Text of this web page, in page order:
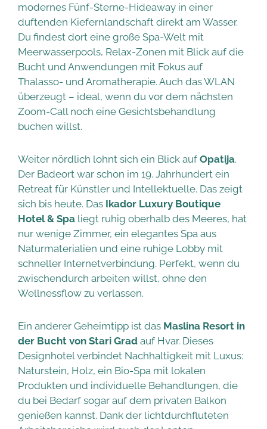
modernes Fünf-Sterne-Hideaway in einer
duftenden Kiefernlandschaft direkt am Wasser.
Du findest dort eine große Spa-Welt mit
Meerwasserpools, Relax-Zonen mit Blick auf die
Bucht und Anwendungen mit Fokus auf
Thalasso- und Aromatherapie. Auch das WLAN
überzeugt – ideal, wenn du vor dem nächsten
Zoom-Call noch eine Gesichtsbehandlung
buchen willst.
Weiter nördlich lohnt sich ein Blick auf Opatija.
Der Badeort war schon im 19. Jahrhundert ein
Retreat für Künstler und Intellektuelle. Das zeigt
sich bis heute. Das Ikador Luxury Boutique
Hotel & Spa liegt ruhig oberhalb des Meeres, hat
nur wenige Zimmer, ein elegantes Spa aus
Naturmaterialien und eine ruhige Lobby mit
schneller Internetverbindung. Perfekt, wenn du
zwischendurch arbeiten willst, ohne den
Wellnessflow zu verlassen.
Ein anderer Geheimtipp ist das Maslina Resort in
der Bucht von Stari Grad auf Hvar. Dieses
Designhotel verbindet Nachhaltigkeit mit Luxus:
Naturstein, Holz, ein Bio-Spa mit lokalen
Produkten und individuelle Behandlungen, die
du bei Bedarf sogar auf dem privaten Balkon
genießen kannst. Dank der lichtdurchfluteten